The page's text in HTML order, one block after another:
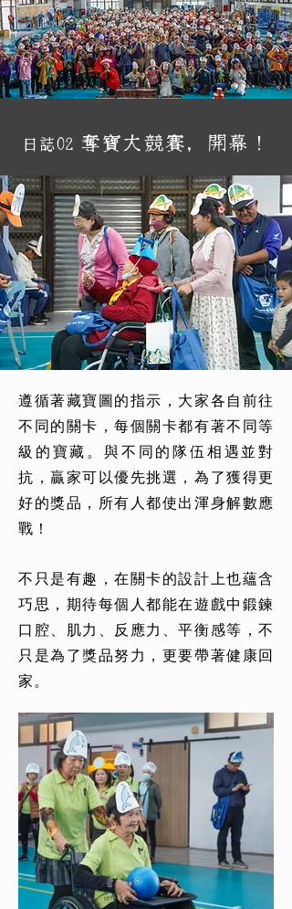
日誌02 奪寶大競賽‮，‬開幕！
遵循著藏寶圖的指示，大家各自前往
不同的關卡，每個關卡都有著不同等
級的寶藏。與不同的隊伍相遇並對
抗，贏家可以優先挑選，為了獲得更
好的獎品，所有人都使出渾身解數應
戰！
不只是有趣，在關卡的設計上也蘊含
巧思，期待每個人都能在遊戲中鍛鍊
口腔、肌力、反應力、平衡感等，不
只是為了獎品努力，更要帶著健康回
家。